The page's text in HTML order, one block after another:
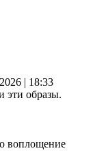
| 18:33
эти образы.
воплощение